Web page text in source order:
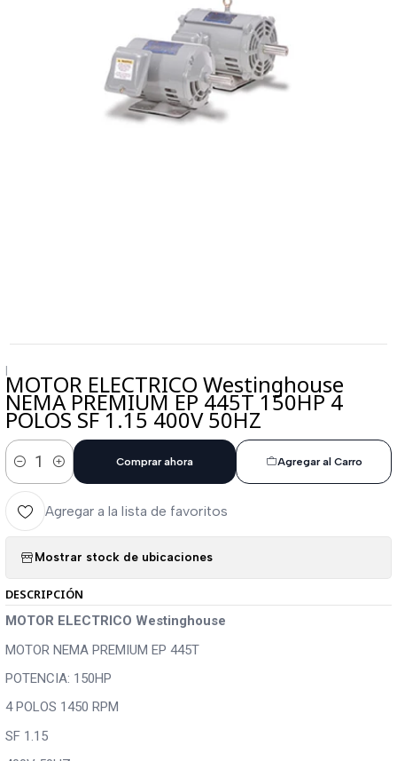
|MOTOR ELECTRICO Westinghouse
NEMA PREMIUM EP 445T 150HP 4
POLOS SF 1.15 400V 50HZ
Cantidad
Agregar al Carro
Comprar ahora
Agregar a la lista de favoritos
Mostrar stock de ubicaciones
DESCRIPCIÓN
MOTOR ELECTRICO Westinghouse
MOTOR NEMA PREMIUM EP 445T
POTENCIA: 150HP
4 POLOS 1450 RPM
SF 1.15